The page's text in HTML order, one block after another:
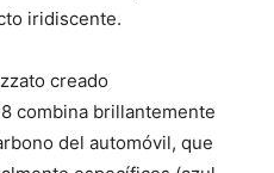
iridiscente.
creado
combina brillantemente
del automóvil, que